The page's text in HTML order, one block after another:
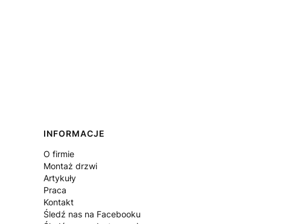
Linki w stopce
INFORMACJE
O firmie
Montaż drzwi
Artykuły
Praca
Kontakt
Śledź nas na Facebooku